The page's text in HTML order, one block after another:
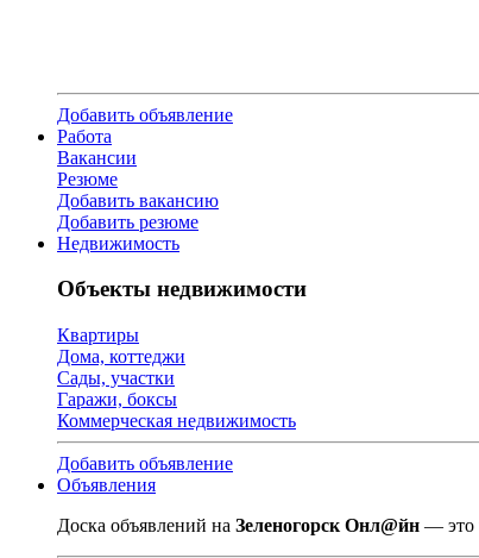
Добавить объявление
Работа
Вакансии
Резюме
Добавить вакансию
Добавить резюме
Недвижимость
Объекты недвижимости
Квартиры
Дома, коттеджи
Сады, участки
Гаражи, боксы
Коммерческая недвижимость
Добавить объявление
Объявления
Доска объявлений на Зеленогорск Онл@йн — это